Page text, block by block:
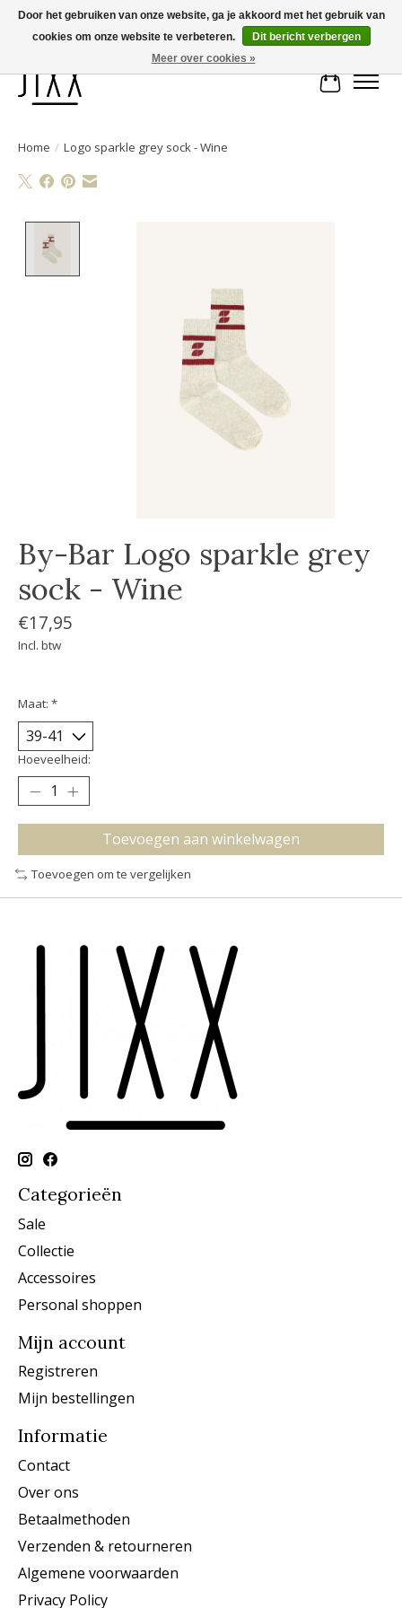
Voor 14.00 uur besteld, vandaag verstuurd | Gratis verzending vanaf € 75
Home / Logo sparkle grey sock - Wine
By-Bar Logo sparkle grey
sock - Wine
€17,95
Incl. btw
Maat: *
Hoeveelheid:
Toevoegen aan winkelwagen
Toevoegen om te vergelijken
Categorieën
Sale
Collectie
Accessoires
Personal shoppen
Mijn account
Registreren
Mijn bestellingen
Informatie
Contact
Over ons
Betaalmethoden
Verzenden & retourneren
Algemene voorwaarden
Privacy Policy
Door het gebruiken van onze website, ga je akkoord met het gebruik van
cookies om onze website te verbeteren.
Dit bericht verbergen
Meer over cookies »